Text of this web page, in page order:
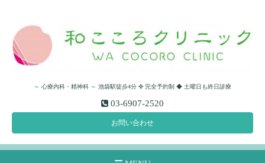
～ 心療内科・精神科 ～ 池袋駅徒歩4分 ✜ 完全予約制 ◆ 土曜日も終日診療
03-6907-2520
お問い合わせ